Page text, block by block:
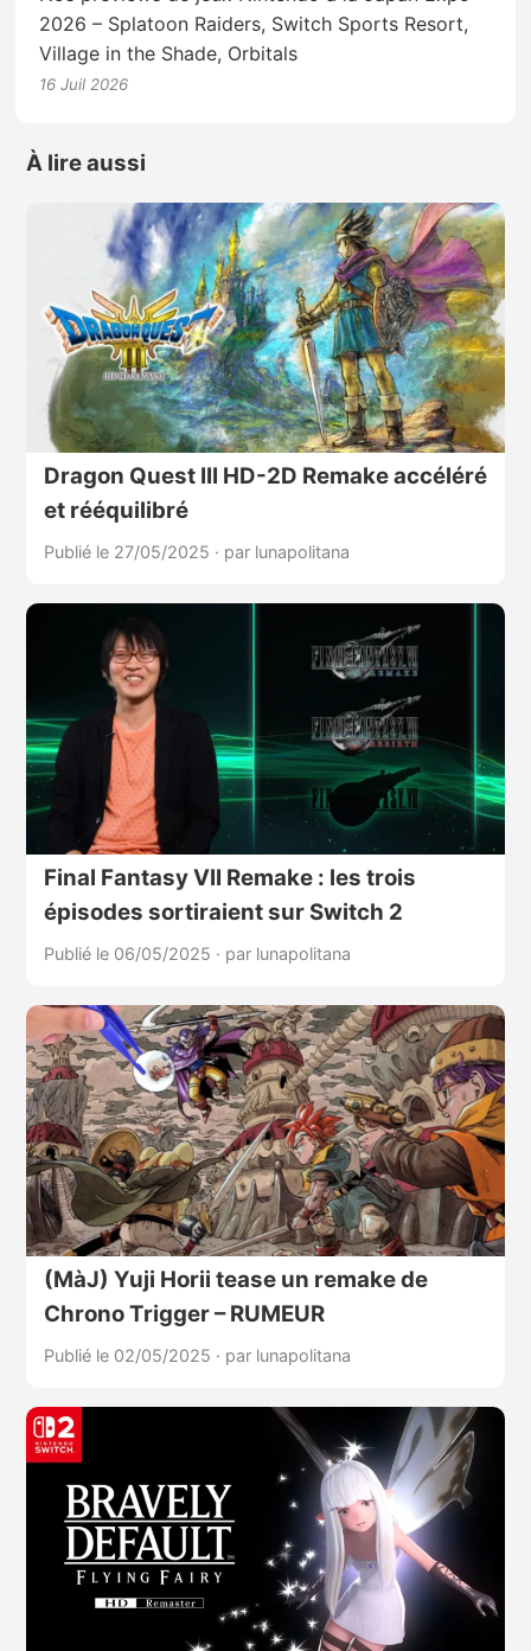
2026 – Splatoon Raiders, Switch Sports Resort,
Village in the Shade, Orbitals
16 Juil 2026
À lire aussi
Dragon Quest III HD-2D Remake accéléré
et rééquilibré
Publié le 27/05/2025 · par lunapolitana
Final Fantasy VII Remake : les trois
épisodes sortiraient sur Switch 2
Publié le 06/05/2025 · par lunapolitana
(MàJ) Yuji Horii tease un remake de
Chrono Trigger – RUMEUR
Publié le 02/05/2025 · par lunapolitana